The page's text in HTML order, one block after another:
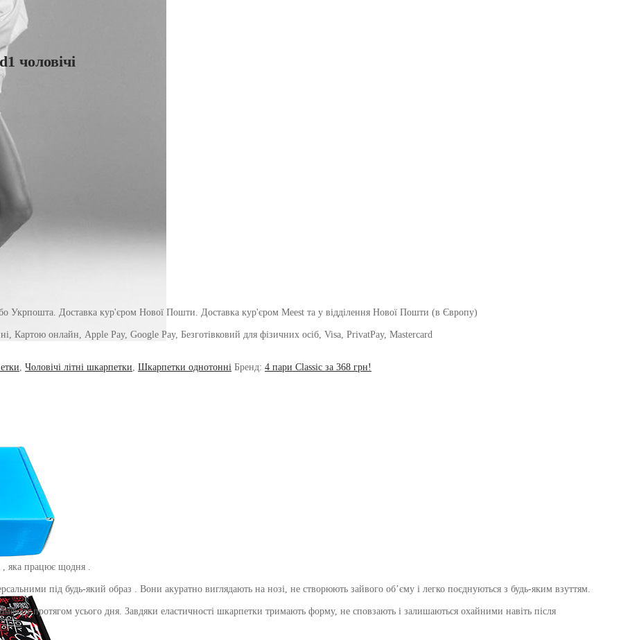
чоловічі
Укрпошта. Доставка кур'єром Нової Пошти. Доставка кур'єром Meest та у відділення Нової Пошти (в Європу)
Картою онлайн, Apple Pay, Google Pay, Безготівковий для фізичних осіб, Visa, PrivatPay, Mastercard
, Чоловічі літні шкарпетки, Шкарпетки однотонні Бренд: 4 пари Classic за 368 грн!
, яка працює щодня .
під будь-який образ . Вони акуратно виглядають на нозі, не створюють зайвого об’єму і легко поєднуються з будь-яким взуттям.
протягом усього дня. Завдяки еластичності шкарпетки тримають форму, не сповзають і залишаються охайними навіть після